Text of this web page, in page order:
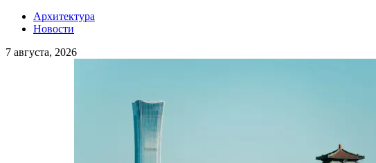
Архитектура
Новости
7 августа, 2026